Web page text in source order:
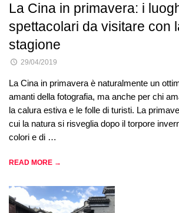
La Cina in primavera: i
spettacolari da visitare con
stagione
29/04/2019
La Cina in primavera è naturalmente un
amanti della fotografia, ma anche per chi
la calura estiva e le folle di turisti. La
cui la natura si risveglia dopo il torpore
colori e di …
READ MORE →